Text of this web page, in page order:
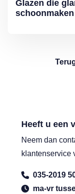
Glazen die
Heeft u een
Neem dan
klantenservice
035-2019
ma-vr